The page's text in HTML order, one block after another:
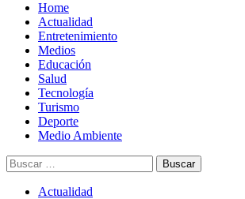
Home
Actualidad
Entretenimiento
Medios
Educación
Salud
Tecnología
Turismo
Deporte
Medio Ambiente
Buscar:
Actualidad